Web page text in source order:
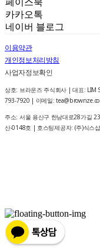
페이스북
카카오톡
네이버 블로그
이용약관
개인정보처리방침
사업자정보확인
상호: 브라운즈 주식회사 | 대표: LIM
793-7920 | 이메일:
주소: 서울 용산구 한남대로28가길
산-0148호 | 호스팅제공자: (주)식스샵